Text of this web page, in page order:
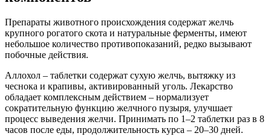
Препараты животного происхождения содержат желчь
крупного рогатого скота и натуральные ферменты, имеют
небольшое количество противопоказаний, редко вызывают
побочные действия.
Аллохол – таблетки содержат сухую желчь, вытяжку из
чеснока и крапивы, активированный уголь. Лекарство
обладает комплексным действием – нормализует
сократительную функцию желчного пузыря, улучшает
процесс выведения желчи. Принимать по 1–2 таблетки раз в 8
часов после еды, продолжительность курса – 20–30 дней.